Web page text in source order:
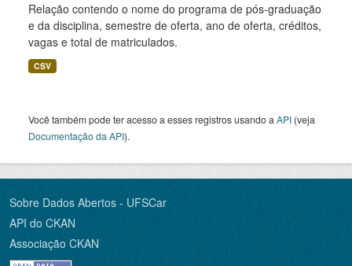
Relação contendo o nome do programa de pós-graduação
e da disciplina, semestre de oferta, ano de oferta, créditos,
vagas e total de matriculados.
CSV
Você também pode ter acesso a esses registros usando a API (veja
Documentação da API).
Sobre Dados Abertos - UFSCar
API do CKAN
Associação CKAN